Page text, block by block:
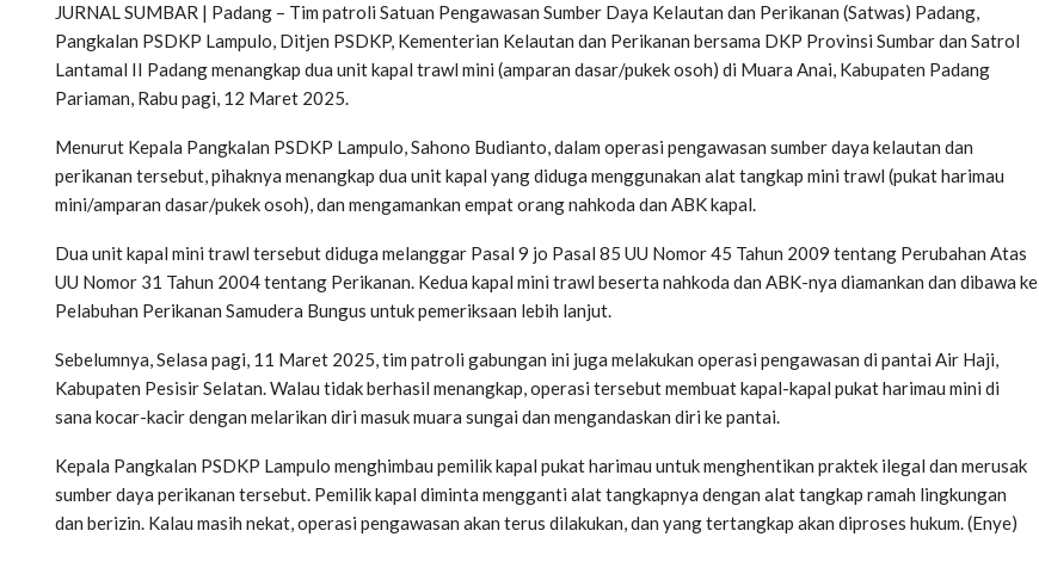
JURNAL SUMBAR | Padang – Tim patroli Satuan Pengawasan Sumber Daya Kelautan dan Perikanan (Satwas) Padang,
Pangkalan PSDKP Lampulo, Ditjen PSDKP, Kementerian Kelautan dan Perikanan bersama DKP Provinsi Sumbar dan Satrol
Lantamal II Padang menangkap dua unit kapal trawl mini (amparan dasar/pukek osoh) di Muara Anai, Kabupaten Padang
Pariaman, Rabu pagi, 12 Maret 2025.
Menurut Kepala Pangkalan PSDKP Lampulo, Sahono Budianto, dalam operasi pengawasan sumber daya kelautan dan
perikanan tersebut, pihaknya menangkap dua unit kapal yang diduga menggunakan alat tangkap mini trawl (pukat harimau
mini/amparan dasar/pukek osoh), dan mengamankan empat orang nahkoda dan ABK kapal.
Dua unit kapal mini trawl tersebut diduga melanggar Pasal 9 jo Pasal 85 UU Nomor 45 Tahun 2009 tentang Perubahan Atas
UU Nomor 31 Tahun 2004 tentang Perikanan. Kedua kapal mini trawl beserta nahkoda dan ABK-nya diamankan dan dibawa ke
Pelabuhan Perikanan Samudera Bungus untuk pemeriksaan lebih lanjut.
Sebelumnya, Selasa pagi, 11 Maret 2025, tim patroli gabungan ini juga melakukan operasi pengawasan di pantai Air Haji,
Kabupaten Pesisir Selatan. Walau tidak berhasil menangkap, operasi tersebut membuat kapal-kapal pukat harimau mini di
sana kocar-kacir dengan melarikan diri masuk muara sungai dan mengandaskan diri ke pantai.
Kepala Pangkalan PSDKP Lampulo menghimbau pemilik kapal pukat harimau untuk menghentikan praktek ilegal dan merusak
sumber daya perikanan tersebut. Pemilik kapal diminta mengganti alat tangkapnya dengan alat tangkap ramah lingkungan
dan berizin. Kalau masih nekat, operasi pengawasan akan terus dilakukan, dan yang tertangkap akan diproses hukum. (Enye)